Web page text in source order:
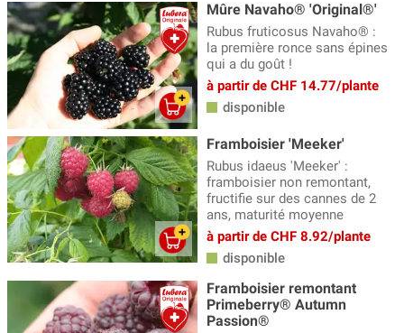
Mûre Navaho® 'Original®'
Rubus fruticosus Navaho® :
la première ronce sans épines
qui a du goût !
à partir de CHF 14.77/plante
disponible
Framboisier 'Meeker'
Rubus idaeus 'Meeker' :
framboisier non remontant,
fructifie sur des cannes de 2
ans, maturité moyenne
à partir de CHF 8.92/plante
disponible
Framboisier remontant
Primeberry® Autumn
Passion®